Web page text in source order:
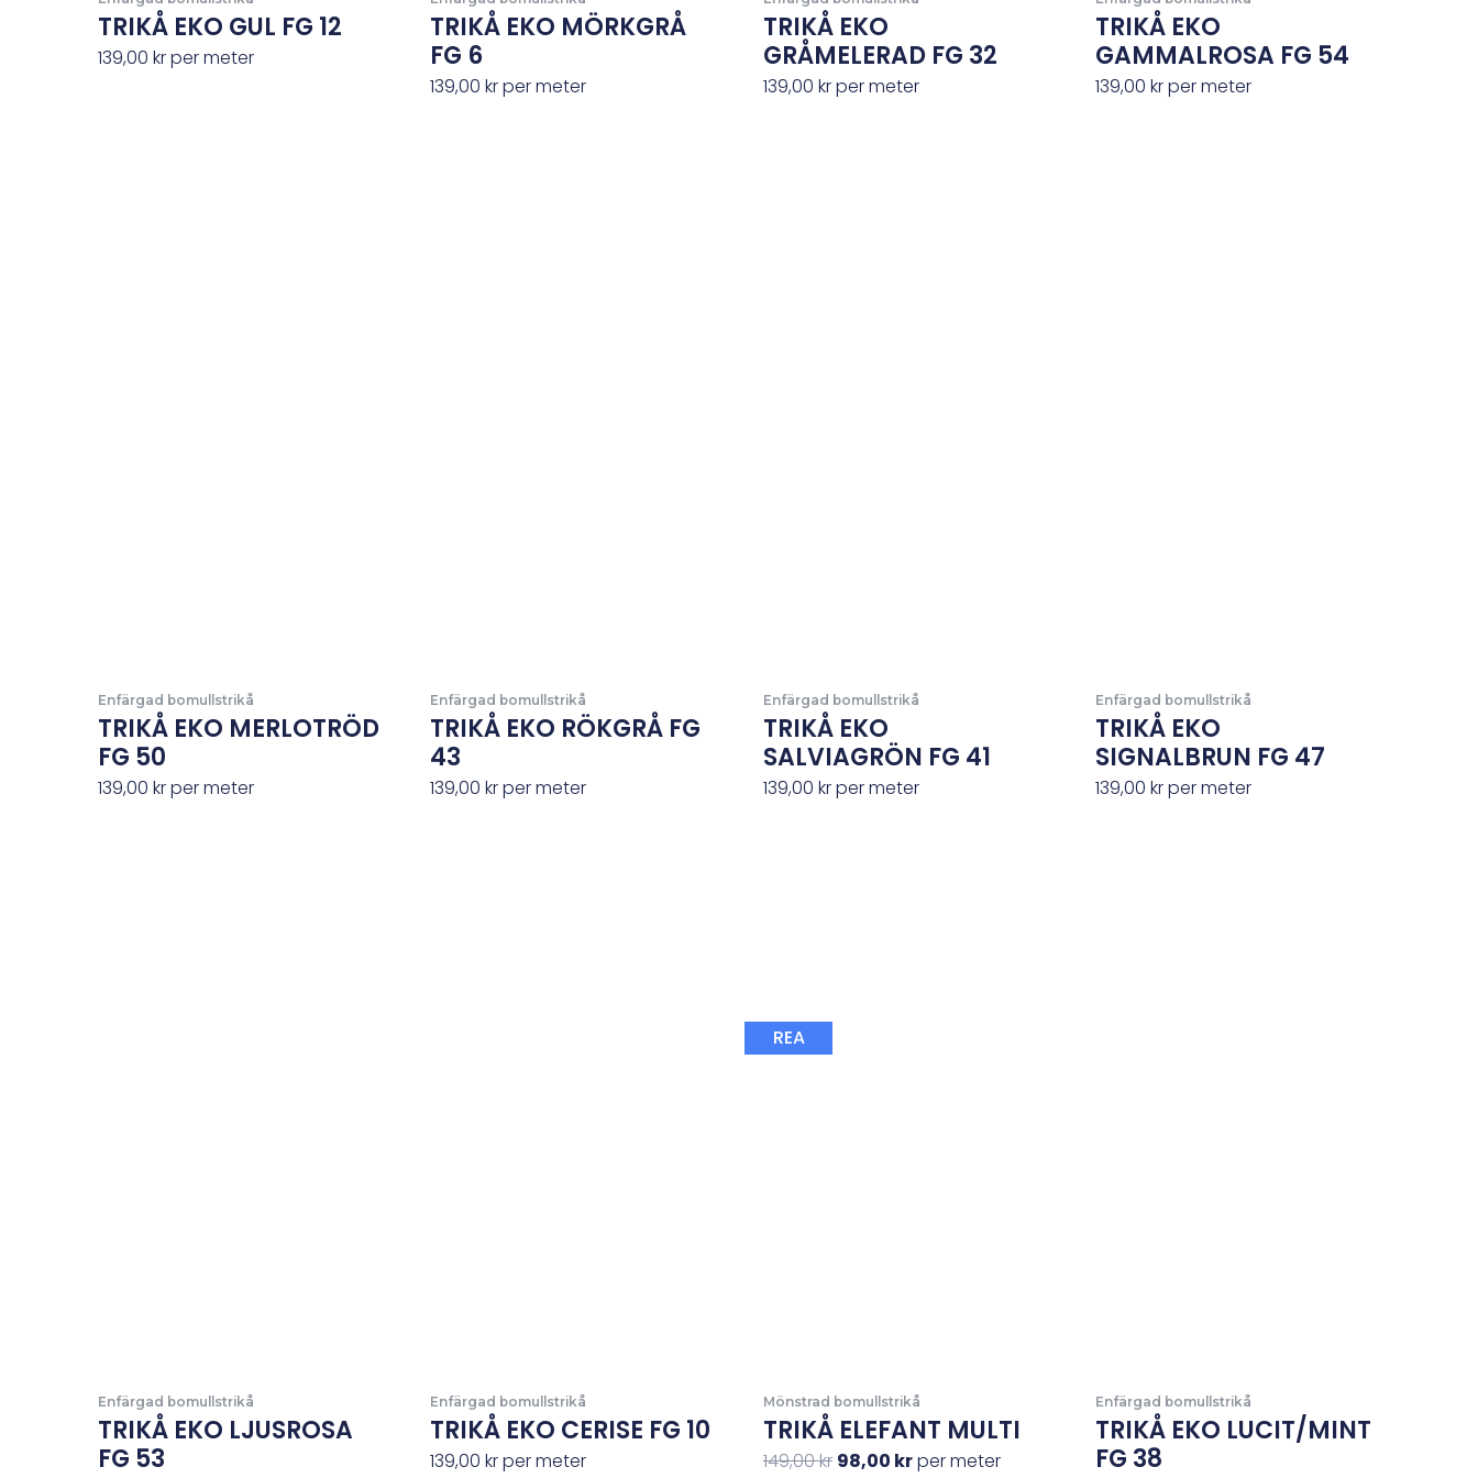
TRIKÅ EKO GUL FG 12
139,00 krper meter
TRIKÅ EKO MÖRKGRÅ
FG 6
139,00krper meter
TRIKÅ EKO
GRÅMELERAD FG 32
139,00 krper meter
TRIKÅ EKO
GAMMALROSA FG 54
139,00krper meter
Enfärgad bomullstrikå
TRIKÅ EKO MERLOTRÖD
FG 50
139,00 krper meter
Enfärgad bomullstrikå
TRIKÅ EKO RÖKGRÅ FG
43
139,00krper meter
Enfärgad bomullstrikå
TRIKÅ EKO
SALVIAGRÖN FG 41
139,00 krper meter
Enfärgad bomullstrikå
TRIKÅ EKO
SIGNALBRUN FG 47
139,00krper meter
Enfärgad bomullstrikå
TRIKÅ EKO LJUSROSA
FG 53
Enfärgad bomullstrikå
TRIKÅ EKO CERISE FG 10
139,00krper meter
REA
Mönstrad bomullstrikå
TRIKÅ ELEFANT MULTI
149,00kr 98,00 krper meter
Enfärgad bomullstrikå
TRIKÅ EKO LUCIT/MINT
FG 38